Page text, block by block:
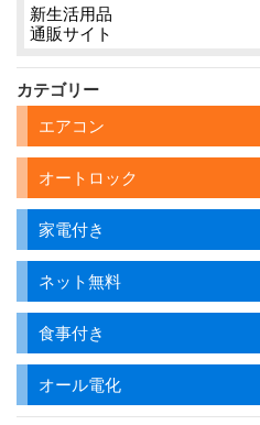
新生活用品
通販サイト
カテゴリー
エアコン
オートロック
家電付き
ネット無料
食事付き
オール電化